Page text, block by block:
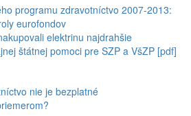
programu zdravotníctvo 2007-2013:
eurofondov
elektrinu najdrahšie
štátnej pomoci pre SZP a VšZP [pdf]
nie je bezplatné